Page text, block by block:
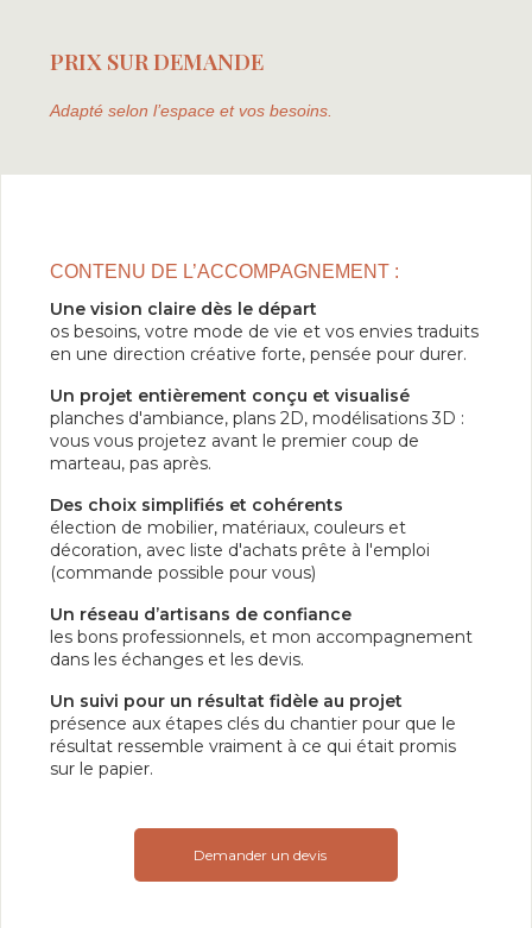
PRIX SUR DEMANDE
Adapté selon l’espace et vos besoins.
CONTENU DE L’ACCOMPAGNEMENT :
Une vision claire dès le départ
os besoins, votre mode de vie et vos envies traduits
en une direction créative forte, pensée pour durer.
Un projet entièrement conçu et visualisé
planches d'ambiance, plans 2D, modélisations 3D :
vous vous projetez avant le premier coup de
marteau, pas après.
Des choix simplifiés et cohérents
élection de mobilier, matériaux, couleurs et
décoration, avec liste d'achats prête à l'emploi
(commande possible pour vous)
Un réseau d’artisans de confiance
les bons professionnels, et mon accompagnement
dans les échanges et les devis.
Un suivi pour un résultat fidèle au projet
présence aux étapes clés du chantier pour que le
résultat ressemble vraiment à ce qui était promis
sur le papier.
Demander un devis